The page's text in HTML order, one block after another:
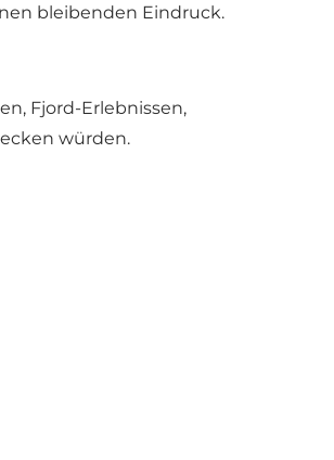
bleibenden Eindruck.
Fjord-Erlebnissen,
würden.